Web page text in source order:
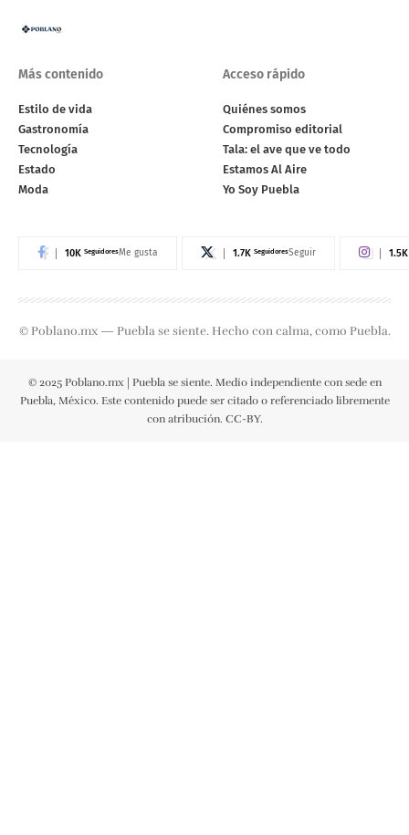
Más contenido
Estilo de vida
Gastronomía
Tecnología
Estado
Moda
Acceso rápido
Quiénes somos
Compromiso editorial
Tala: el ave que ve todo
Estamos Al Aire
Yo Soy Puebla
10K SeguidoresMe gusta 1.7K SeguidoresSeguir 1.5K
© Poblano.mx — Puebla se siente. Hecho con calma, como Puebla.
© 2025 Poblano.mx | Puebla se siente. Medio independiente con sede en
Puebla, México. Este contenido puede ser citado o referenciado libremente
con atribución. CC-BY.